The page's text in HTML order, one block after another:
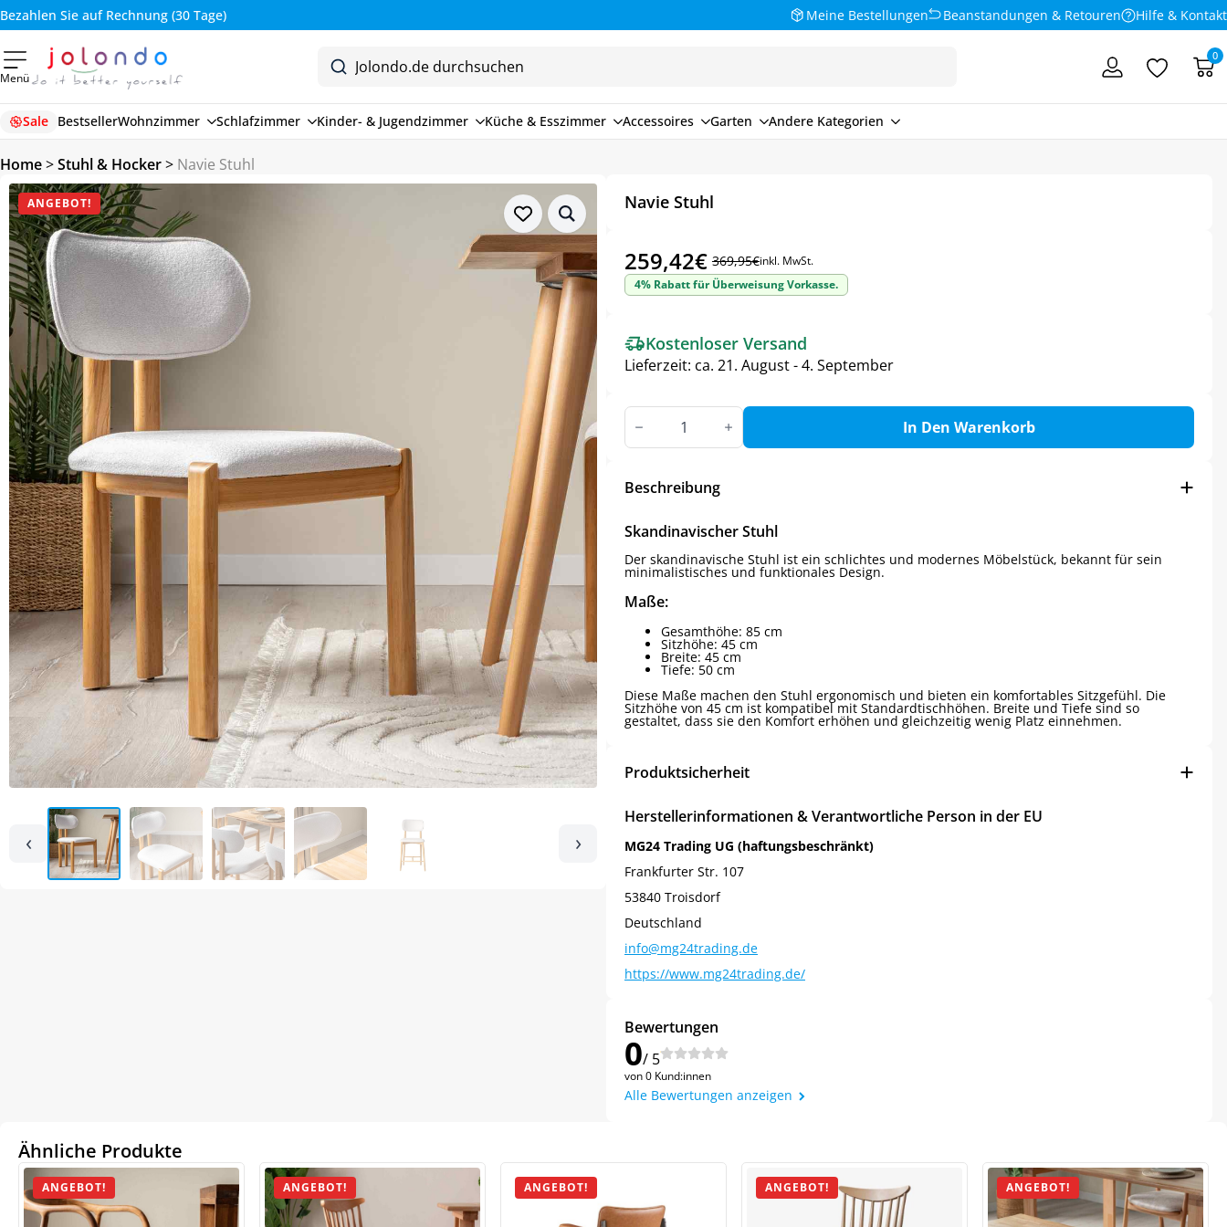
Bezahlen Sie auf Rechnung (30 Tage) Meine Bestellungen Beanstandungen & Retouren Hilfe & Kontakt
Menü
0
Sale BestsellerWohnzimmer Schlafzimmer Kinder- & Jugendzimmer Küche & Esszimmer Accessoires Garten Andere Kategorien
Home>Stuhl & Hocker> Navie Stuhl
ANGEBOT!
‹ ›
Navie Stuhl
369,95€
Ursprünglicher
Preis
369,95€
259,42€
Aktueller
Preis
259,42€.
inkl. MwSt.
4% Rabatt für Überweisung Vorkasse.
Kostenloser Versand
Lieferzeit: ca. 21. August - 4. September
Navie
Stuhl
Menge
In Den Warenkorb
Beschreibung
Skandinavischer Stuhl
Der skandinavische Stuhl ist ein schlichtes und modernes Möbelstück, bekannt für sein
minimalistisches und funktionales Design.
Maße:
Gesamthöhe: 85 cm
Sitzhöhe: 45 cm
Breite: 45 cm
Tiefe: 50 cm
Diese Maße machen den Stuhl ergonomisch und bieten ein komfortables Sitzgefühl. Die
Sitzhöhe von 45 cm ist kompatibel mit Standardtischhöhen. Breite und Tiefe sind so
gestaltet, dass sie den Komfort erhöhen und gleichzeitig wenig Platz einnehmen.
Produktsicherheit
Herstellerinformationen & Verantwortliche Person in der EU
MG24 Trading UG (haftungsbeschränkt)
Frankfurter Str. 107
53840 Troisdorf
Deutschland
info@mg24trading.de
https://www.mg24trading.de/
Bewertungen
0/ 5
von 0 Kund:innen
Alle Bewertungen anzeigen
Ähnliche Produkte
ANGEBOT! ANGEBOT! ANGEBOT! ANGEBOT! ANGEBOT!